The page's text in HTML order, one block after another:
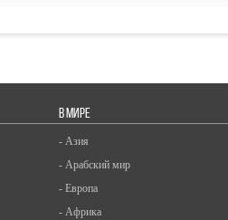
В МИРЕ
- Азия
- Арабский мир
- Европа
- Африка